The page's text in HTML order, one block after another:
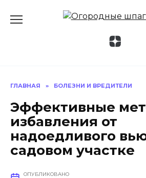
ГЛАВНАЯ » БОЛЕЗНИ И ВРЕДИТЕЛИ
Эффективные
избавления от
надоедливого
садовом участке
ОПУБЛИКОВАНО